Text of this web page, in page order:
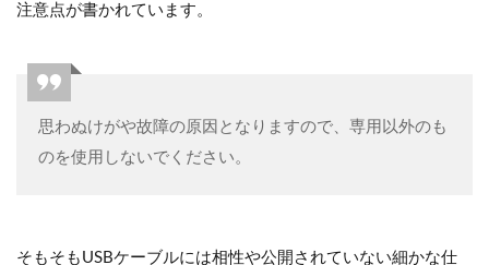
注意点が書かれています。
思わぬけがや故障の原因となりますので、専用以外のも
のを使用しないでください。
そもそもUSBケーブルには相性や公開されていない細かな仕